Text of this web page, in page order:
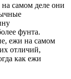
самом деле они
фунта.
ежи на самом
отличий,
как ежи